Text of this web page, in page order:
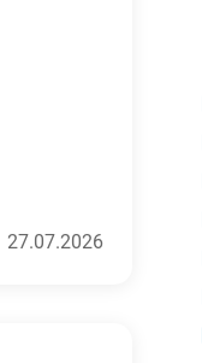
27.07.2026